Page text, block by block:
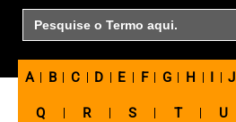
Search
for:
A B C D E F G H I J
Q R S T U